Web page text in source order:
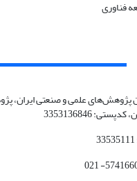
علمی و صنعتی ایران،
3353136846